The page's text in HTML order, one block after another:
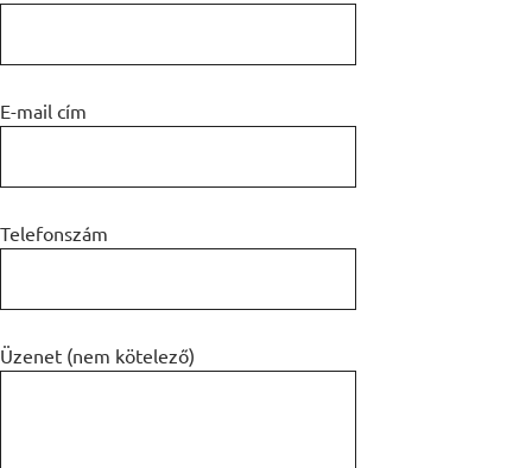
E-mail cím
Telefonszám
Üzenet (nem kötelező)